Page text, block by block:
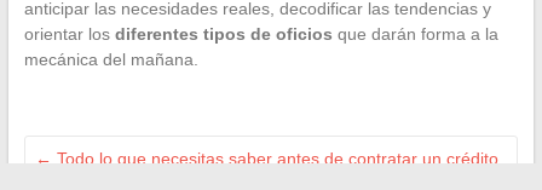
anticipar las necesidades reales, decodificar las tendencias y
orientar los diferentes tipos de oficios que darán forma a la
mecánica del mañana.
← Todo lo que necesitas saber antes de contratar un crédito